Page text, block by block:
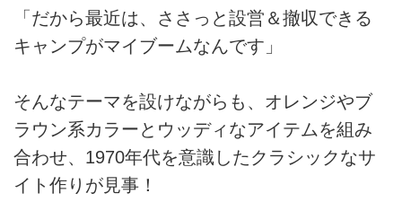
「だから最近は、ささっと設営＆撤収できる
キャンプがマイブームなんです」
そんなテーマを設けながらも、オレンジやブ
ラウン系カラーとウッディなアイテムを組み
合わせ、1970年代を意識したクラシックなサ
イト作りが見事！